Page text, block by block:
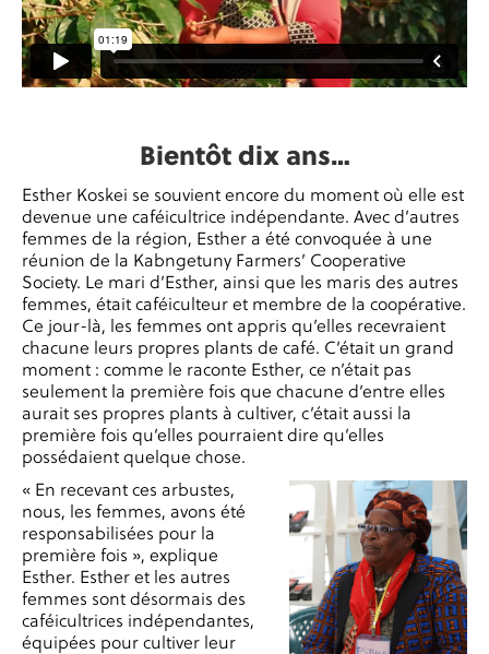
Bientôt dix ans…
Esther Koskei se souvient encore du moment où elle est
devenue une caféicultrice indépendante. Avec d’autres
femmes de la région, Esther a été convoquée à une
réunion de la Kabngetuny Farmers’ Cooperative
Society. Le mari d’Esther, ainsi que les maris des autres
femmes, était caféiculteur et membre de la coopérative.
Ce jour-là, les femmes ont appris qu’elles recevraient
chacune leurs propres plants de café. C’était un grand
moment : comme le raconte Esther, ce n’était pas
seulement la première fois que chacune d’entre elles
aurait ses propres plants à cultiver, c’était aussi la
première fois qu’elles pourraient dire qu’elles
possédaient quelque chose.
« En recevant ces arbustes,
nous, les femmes, avons été
responsabilisées pour la
première fois », explique
Esther. Esther et les autres
femmes sont désormais des
caféicultrices indépendantes,
équipées pour cultiver leur